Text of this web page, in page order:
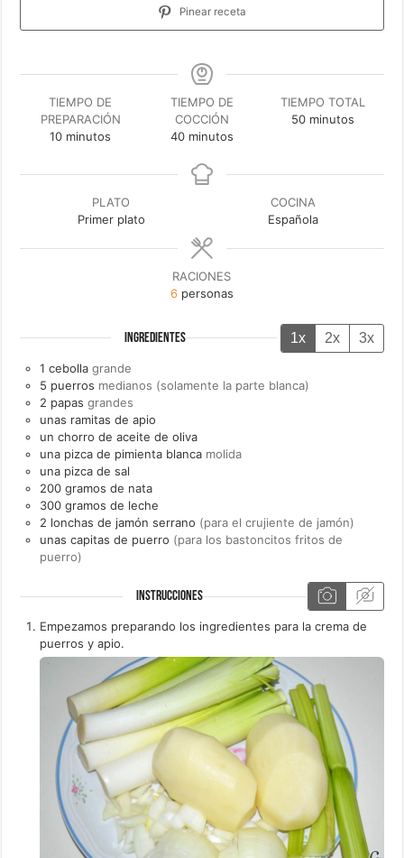
Pinear receta
TIEMPO DE
PREPARACIÓN
10minutos
minutos
TIEMPO DE
COCCIÓN
40minutos
minutos
TIEMPO TOTAL
50minutos
minutos
PLATO
Primer plato
COCINA
Española
RACIONES
6 personas
INGREDIENTES 1x 2x 3x
1 cebolla grande
5 puerros medianos (solamente la parte blanca)
2 papas grandes
unas ramitas de apio
un chorro de aceite de oliva
una pizca de pimienta blanca molida
una pizca de sal
200 gramos de nata
300 gramos de leche
2 lonchas de jamón serrano (para el crujiente de jamón)
unas capitas de puerro (para los bastoncitos fritos de
puerro)
INSTRUCCIONES
Empezamos preparando los ingredientes para la crema de
puerros y apio.